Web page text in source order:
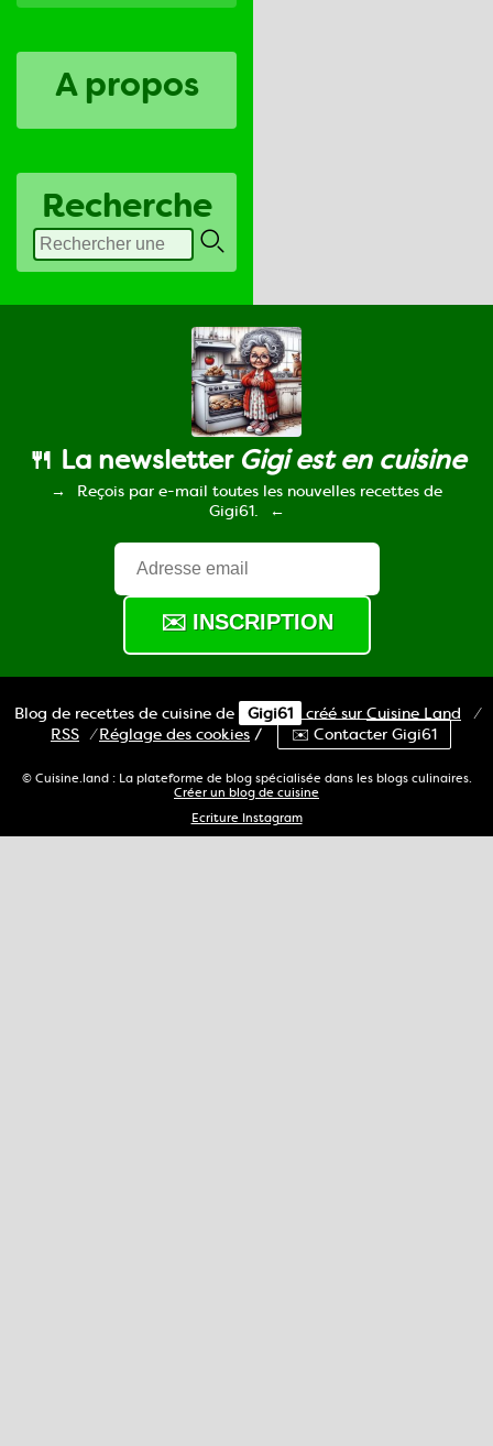
A propos
Recherche
🍴 La newsletter Gigi est en cuisine
Reçois par e-mail toutes les nouvelles recettes de
Gigi61.
Blog de recettes de cuisine de Gigi61 créé sur Cuisine Land
⁄
RSS ⁄Réglage des cookies / ✉️ Contacter Gigi61
© Cuisine.land : La plateforme de blog spécialisée dans les blogs culinaires.
Créer un blog de cuisine
Ecriture Instagram